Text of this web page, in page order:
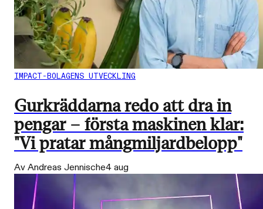
IMPACT-BOLAGENS UTVECKLING
Gurkräddarna redo att dra in
pengar – första maskinen klar:
"Vi pratar mångmiljardbelopp"
Av Andreas Jennische4 aug